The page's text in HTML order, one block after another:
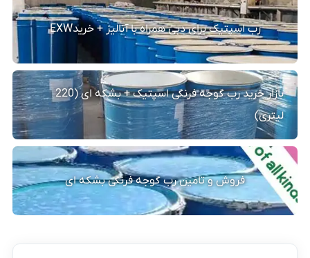
رب اسپتیک برای دبی همراه با آنالیز + خریدEXW
بازار خرید رب گوجه فرنگی اسپتیک + بشکه ای (220
لیتری)
فروش و تامین رب گوجه فرنگی بشکه ای